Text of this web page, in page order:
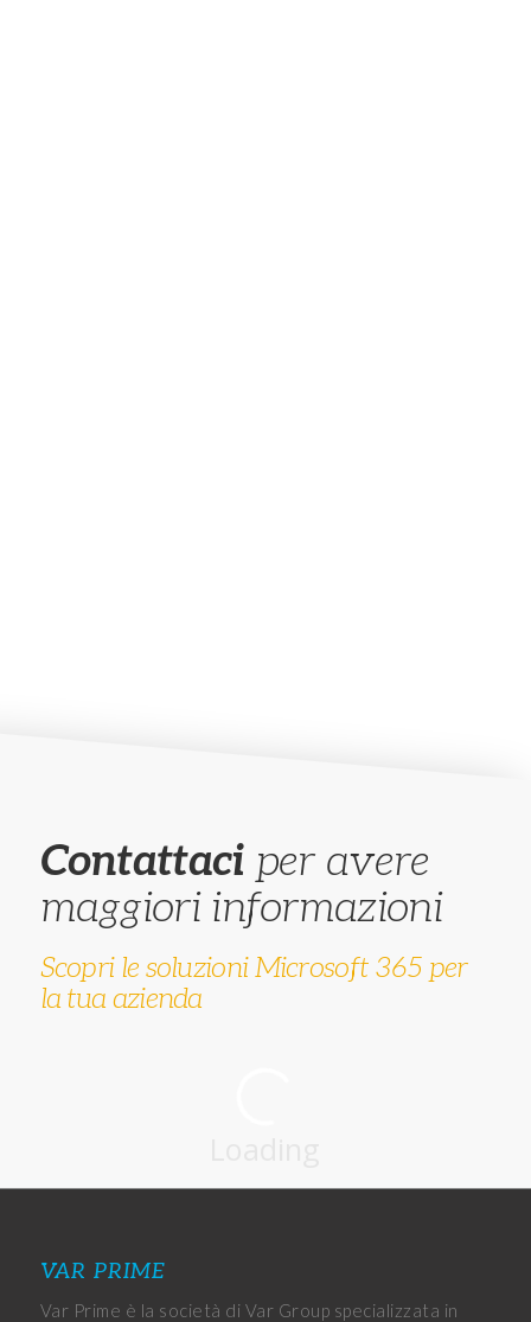
Contattaci per avere
maggiori informazioni
Scopri le soluzioni Microsoft 365 per
la tua azienda
VAR PRIME
Var Prime è la società di Var Group specializzata in